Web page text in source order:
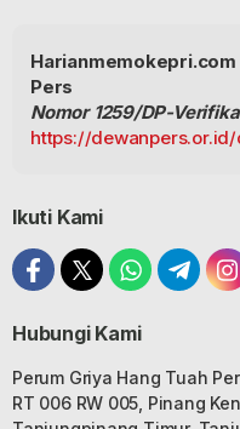
Pers
Nomor 1259/DP-
https://
Ikuti Kami
Hubungi Kami
Perum Griya Hang Tuah
RT 006 RW 005, Pinang